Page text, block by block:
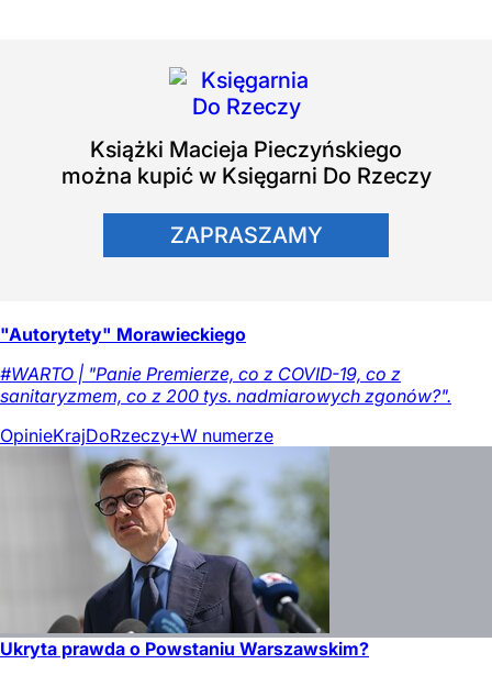
Książki Macieja Pieczyńskiego
można kupić w Księgarni Do Rzeczy
ZAPRASZAMY
"Autorytety" Morawieckiego
#WARTO | "Panie Premierze, co z COVID-19, co z
sanitaryzmem, co z 200 tys. nadmiarowych zgonów?".
OpinieKrajDoRzeczy+W numerze
Ukryta prawda o Powstaniu Warszawskim?